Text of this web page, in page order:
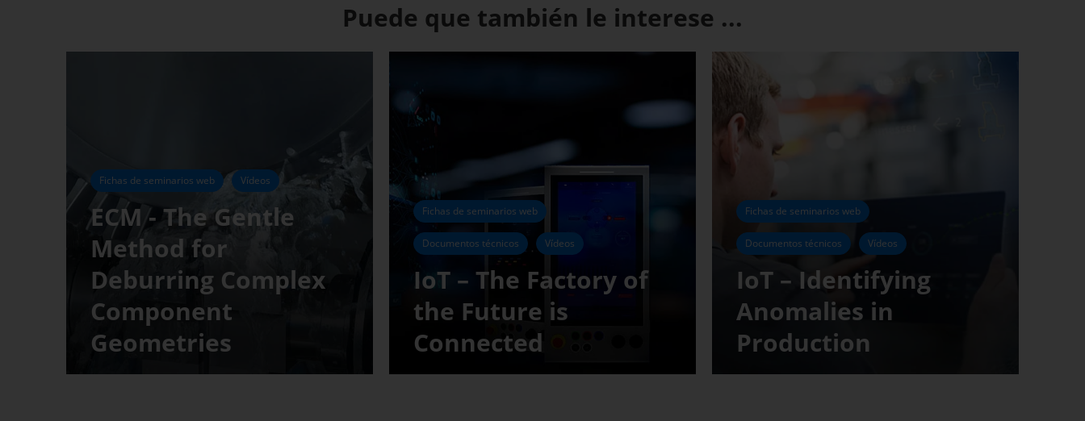
Puede que también le interese ...
Fichas de seminarios web Vídeos
ECM - The Gentle
Method for
Deburring Complex
Component
Geometries
Fichas de seminarios web
Documentos técnicos Vídeos
IoT – The Factory of
the Future is
Connected
Fichas de seminarios web
Documentos técnicos Vídeos
IoT – Identifying
Anomalies in
Production